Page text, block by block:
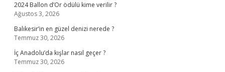
2024 Ballon d’Or ödülü kime verilir ?
Ağustos 3, 2026
Balıkesir’in en güzel denizi nerede ?
Temmuz 30, 2026
İç Anadolu’da kışlar nasıl geçer ?
Temmuz 30, 2026